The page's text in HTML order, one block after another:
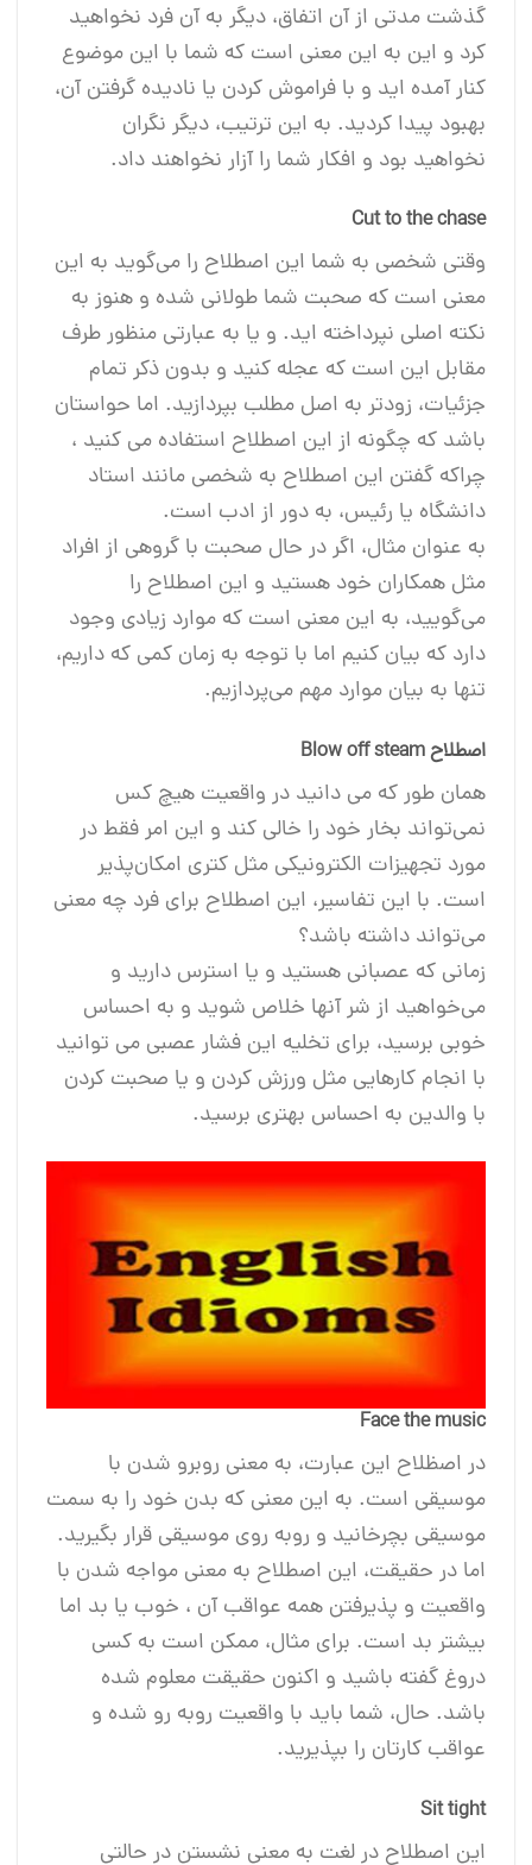
گذشت مدتی از آن اتفاق، دیگر به آن فرد نخواهید
‌کرد و این به این معنی است که شما با این موضوع
کنار آمده ‌اید و با فراموش کردن یا نادیده گرفتن آن،
بهبود پیدا کردید. به این ترتیب، دیگر نگران
نخواهید ‌بود و افکار شما را آزار نخواهند داد.
Cut to the chase
وقتی شخصی به شما این اصطلاح را می‌گوید به این
معنی است که صحبت شما طولانی شده و هنوز به
نکته اصلی نپرداخته اید. و یا به عبارتی منظور طرف
مقابل این است که عجله کنید و بدون ذکر تمام
جزئیات، زودتر به اصل مطلب بپردازید. اما حواستان
باشد که چگونه از این اصطلاح استفاده می کنید ،
چراکه گفتن این اصطلاح به شخصی مانند استاد
دانشگاه یا رئیس، به دور از ادب است.
به عنوان مثال، اگر در حال صحبت با گروهی از افراد
مثل همکاران خود هستید و این اصطلاح را
می‌گویید، به این معنی است که موارد زیادی وجود
دارد که بیان کنیم اما با توجه به زمان کمی که داریم،
تنها به بیان موارد مهم می‌پردازیم.
اصطلاح Blow off steam
همان طور که می دانید در واقعیت هیچ کس
نمی‌تواند بخار خود را خالی کند و این امر فقط در
مورد تجهیزات الکترونیکی مثل کتری امکان‌پذیر
است. با این تفاسیر، این اصطلاح برای فرد چه معنی
می‌تواند داشته باشد؟
زمانی که عصبانی هستید و یا استرس دارید و
می‌خواهید از شر آنها خلاص شوید و به احساس
خوبی برسید، برای تخلیه این فشار عصبی می توانید
با انجام کارهایی مثل ورزش کردن و یا صحبت کردن
با والدین به احساس بهتری برسید.
Face the music
در اصظلاح این عبارت، به معنی روبرو شدن با
موسیقی است. به این معنی که بدن خود را به سمت
موسیقی بچرخانید و رو‌به ‌روی موسیقی قرار بگیرید.
اما در حقیقت، این اصطلاح به معنی مواجه شدن با
واقعیت و پذیرفتن همه عواقب آن ، خوب یا بد اما
بیشتر بد است. برای مثال، ممکن است به کسی
دروغ گفته باشید و اکنون حقیقت معلوم شده
باشد. حال، شما باید با واقعیت رو‌به رو شده و
عواقب کارتان را بپذیرید.
Sit tight
این اصطلاح در لغت به معنی نشستن در حالتی